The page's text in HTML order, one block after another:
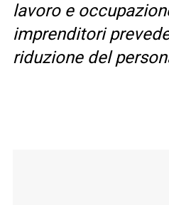
lavoro e
imprenditori
riduzione del